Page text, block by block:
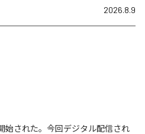
2026.8.9
始された。今回デジタル配信され